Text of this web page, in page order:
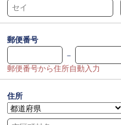
郵便番号
－
郵便番号から住所自動入力
住所